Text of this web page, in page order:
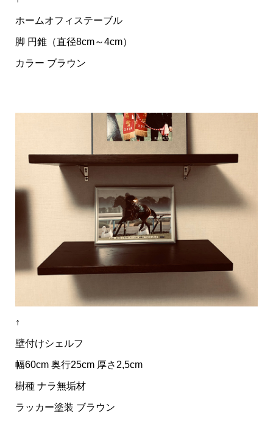
ホームオフィステーブル
脚 円錐（直径8cm～4cm）
カラー ブラウン
↑
壁付けシェルフ
幅60cm 奥行25cm 厚さ2,5cm
樹種 ナラ無垢材
ラッカー塗装 ブラウン